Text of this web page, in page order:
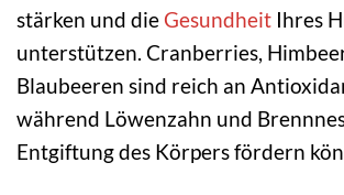
stärken und die Gesundheit Ihres
unterstützen. Cranberries,
Blaubeeren sind reich an
während Löwenzahn und
Entgiftung des Körpers fördern